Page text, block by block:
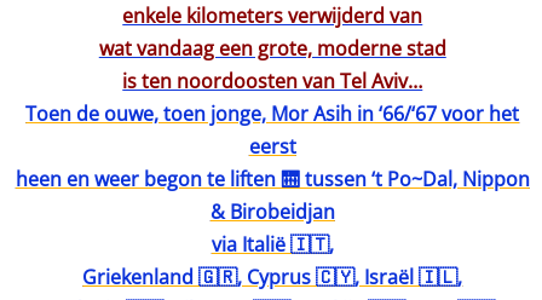
enkele kilometers verwijderd van
wat vandaag een grote, moderne stad
is ten noordoosten van Tel Aviv…
Toen de ouwe, toen jonge, Mor Asih in ‘66/‘67 voor het
eerst
heen en weer begon te liften 🛗 tussen ‘t Po~Dal, Nippon
& Birobeidjan
via Italië 🇮🇹,
Griekenland 🇬🇷, Cyprus 🇨🇾, Israël 🇮🇱,